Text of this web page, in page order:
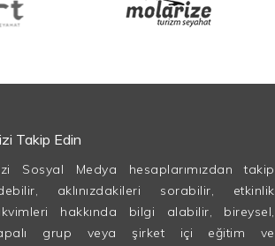
Takip Edin
Sosyal Medya hesaplarımızdan takip
aklınızdakileri sorabilir, etkinlik
hakkında bilgi alabilir, bireysel,
grup veya şirket içi eğitim ve